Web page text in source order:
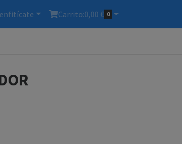
Carrito:0,00 € 0